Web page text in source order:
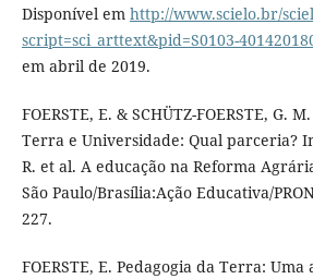
Disponível em http://www.scielo.br/
script=sci_arttext&pid=S0103-
em abril de 2019.
FOERSTE, E. & SCHÜTZ-FOERSTE, G.
Terra e Universidade: Qual parceria?
R. et al. A educação na Reforma
São Paulo/Brasília:Ação Educativa/
227.
FOERSTE, E. Pedagogia da Terra: Uma